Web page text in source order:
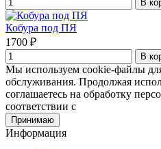
В
Кобура под ПЯ
1700 ₽
В
Мы используем cookie-файлы
обслуживания. Продолжая
соглашаетесь на обработку
соответствии с
Принимаю
Информация